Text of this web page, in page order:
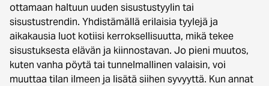
ottamaan haltuun uuden sisustustyylin tai
sisustustrendin. Yhdistämällä erilaisia tyylejä ja
aikakausia luot kotiisi kerroksellisuutta, mikä tekee
sisustuksesta elävän ja kiinnostavan. Jo pieni muutos,
kuten vanha pöytä tai tunnelmallinen valaisin, voi
muuttaa tilan ilmeen ja lisätä siihen syvyyttä. Kun annat